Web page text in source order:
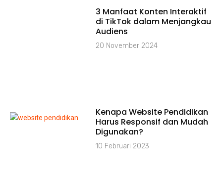
3 Manfaat Konten Interaktif
di TikTok dalam Menjangkau
Audiens
20 November 2024
Kenapa Website Pendidikan
Harus Responsif dan Mudah
Digunakan?
10 Februari 2023